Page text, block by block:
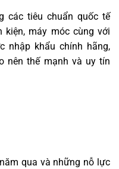
các tiêu chuẩn quốc tế
máy móc cùng với
nhập khẩu chính hãng,
nên thế mạnh và uy tín
qua và những nỗ lực